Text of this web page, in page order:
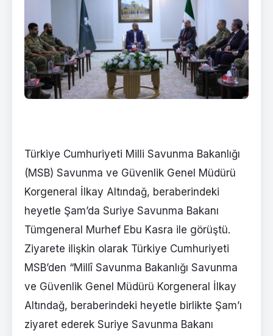
Türkiye Cumhuriyeti Milli Savunma Bakanlığı
(MSB) Savunma ve Güvenlik Genel Müdürü
Korgeneral İlkay Altındağ, beraberindeki
heyetle Şam’da Suriye Savunma Bakanı
Tümgeneral Murhef Ebu Kasra ile görüştü.
Ziyarete ilişkin olarak Türkiye Cumhuriyeti
MSB’den “Millî Savunma Bakanlığı Savunma
ve Güvenlik Genel Müdürü Korgeneral İlkay
Altındağ, beraberindeki heyetle birlikte Şam’ı
ziyaret ederek Suriye Savunma Bakanı